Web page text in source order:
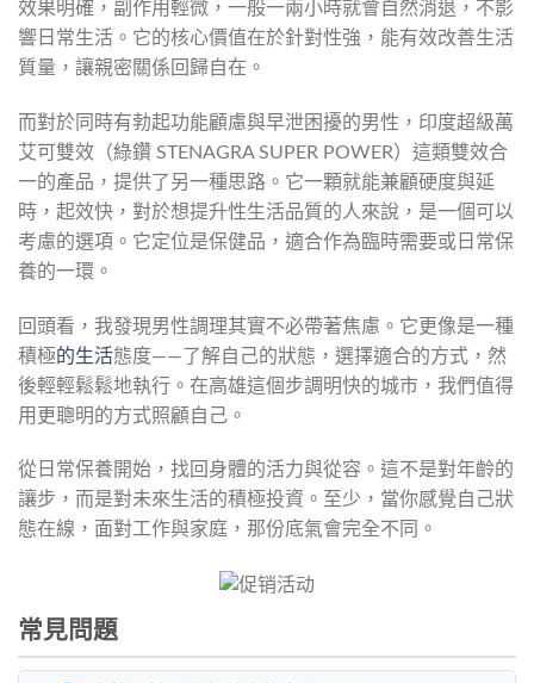
效果明確，副作用輕微，一般一兩小時就會自然消退，不影
響日常生活。它的核心價值在於針對性強，能有效改善生活
質量，讓親密關係回歸自在。
而對於同時有勃起功能顧慮與早泄困擾的男性，印度超級萬
艾可雙效（綠鑽 STENAGRA SUPER POWER）這類雙效合
一的產品，提供了另一種思路。它一顆就能兼顧硬度與延
時，起效快，對於想提升性生活品質的人來說，是一個可以
考慮的選項。它定位是保健品，適合作為臨時需要或日常保
養的一環。
回頭看，我發現男性調理其實不必帶著焦慮。它更像是一種
積極的生活態度——了解自己的狀態，選擇適合的方式，然
後輕輕鬆鬆地執行。在高雄這個步調明快的城市，我們值得
用更聰明的方式照顧自己。
從日常保養開始，找回身體的活力與從容。這不是對年齡的
讓步，而是對未來生活的積極投資。至少，當你感覺自己狀
態在線，面對工作與家庭，那份底氣會完全不同。
常見問題